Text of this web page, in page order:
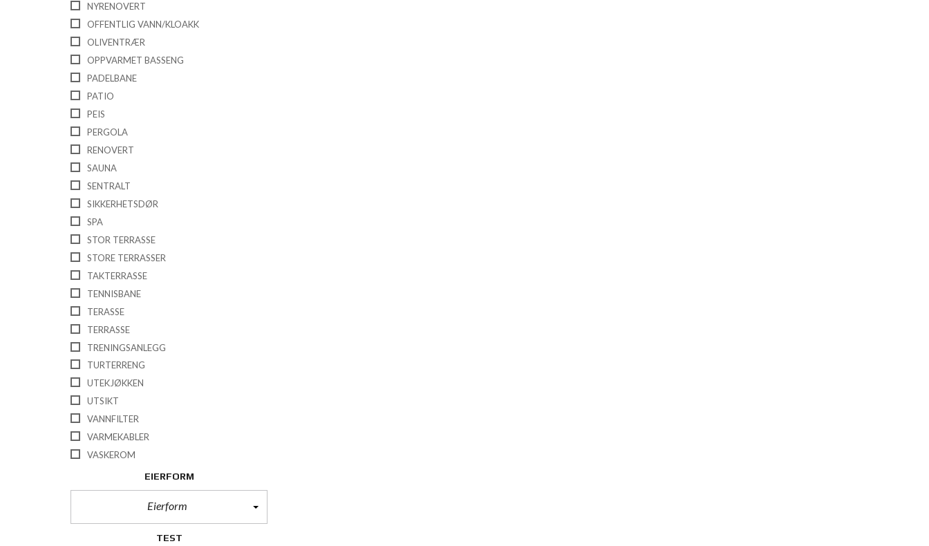
NYRENOVERT
OFFENTLIG VANN/KLOAKK
OLIVENTRÆR
OPPVARMET BASSENG
PADELBANE
PATIO
PEIS
PERGOLA
RENOVERT
SAUNA
SENTRALT
SIKKERHETSDØR
SPA
STOR TERRASSE
STORE TERRASSER
TAKTERRASSE
TENNISBANE
TERASSE
TERRASSE
TRENINGSANLEGG
TURTERRENG
UTEKJØKKEN
UTSIKT
VANNFILTER
VARMEKABLER
VASKEROM
EIERFORM
Eierform
TEST